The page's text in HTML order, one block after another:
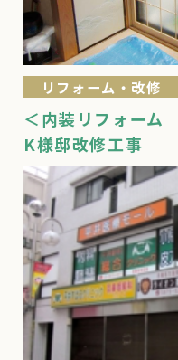
リフォーム・改修
＜内装リフォーム
K様邸改修工事